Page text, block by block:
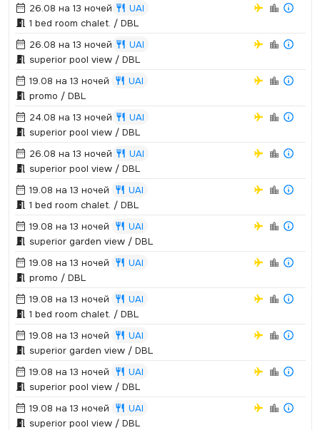
26.08 на 13 ночей
UAI
1 bed room chalet.­ / DBL
26.08 на 13 ночей
UAI
superior pool view / DBL
19.08 на 13 ночей
UAI
promo / DBL
24.08 на 13 ночей
UAI
superior pool view / DBL
26.08 на 13 ночей
UAI
superior pool view / DBL
19.08 на 13 ночей
UAI
1 bed room chalet.­ / DBL
19.08 на 13 ночей
UAI
superior garden view / DBL
19.08 на 13 ночей
UAI
promo / DBL
19.08 на 13 ночей
UAI
1 bed room chalet.­ / DBL
19.08 на 13 ночей
UAI
superior garden view / DBL
19.08 на 13 ночей
UAI
superior pool view / DBL
19.08 на 13 ночей
UAI
superior pool view / DBL